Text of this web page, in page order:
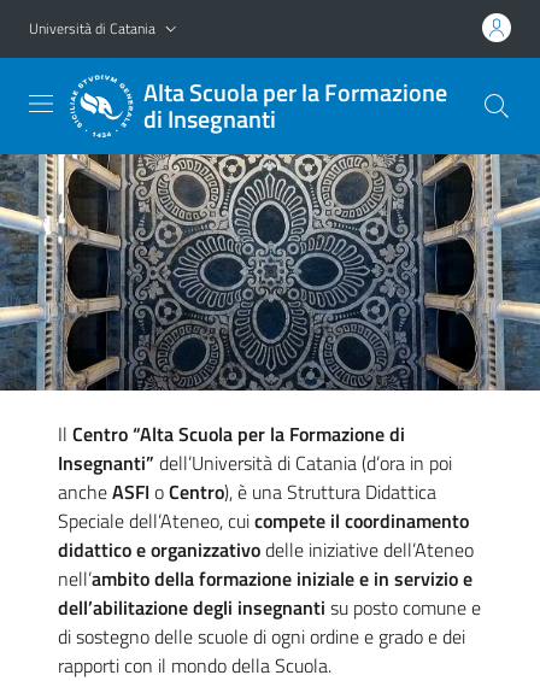
Vai al contenuto principale
Vai al menu di navigazione
Università di Catania
Alta Scuola per la Formazione
di Insegnanti
Il Centro “Alta Scuola per la Formazione di
Insegnanti” dell’Università di Catania (d’ora in poi
ancheASFI oCentro), è una Struttura Didattica
Speciale dell’Ateneo, cuicompete il coordinamento
didattico e organizzativodelle iniziative dell’Ateneo
nell’ambito della formazione iniziale e in servizio e
dell’abilitazione degli insegnanti su posto comune e
di sostegno delle scuole di ogni ordine e grado e dei
rapporti con il mondo della Scuola.